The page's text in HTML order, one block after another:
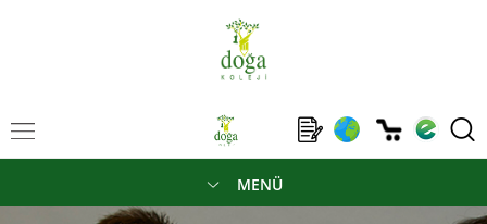
MENÜ